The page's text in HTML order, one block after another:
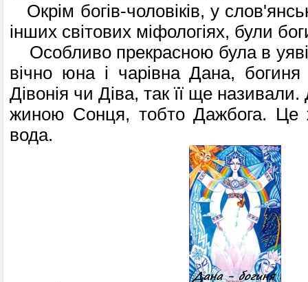
Окрім богів-чоловіків, у
інших світових міфологіях, були
Особливо прекрасною була в
вічно юна і чарівна Дана,
Дівонія чи Діва, так її ще
жиною Сонця, тобто Дажбога. Це
вода.